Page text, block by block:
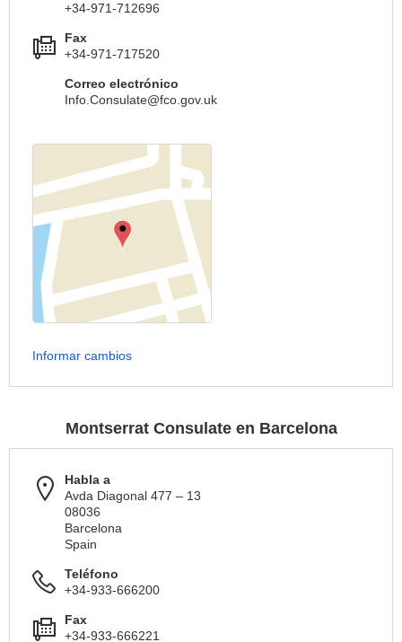
+34-971-712696
Fax
+34-971-717520
Correo electrónico
Info.Consulate@fco.gov.uk
Informar cambios
Montserrat Consulate en Barcelona
Habla a
Avda Diagonal 477 – 13
08036
Barcelona
Spain
Teléfono
+34-933-666200
Fax
+34-933-666221